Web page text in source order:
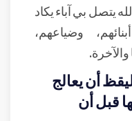
يتصل بي آباء يكاد
وضياعهم،
أن يعالج
قبل أن